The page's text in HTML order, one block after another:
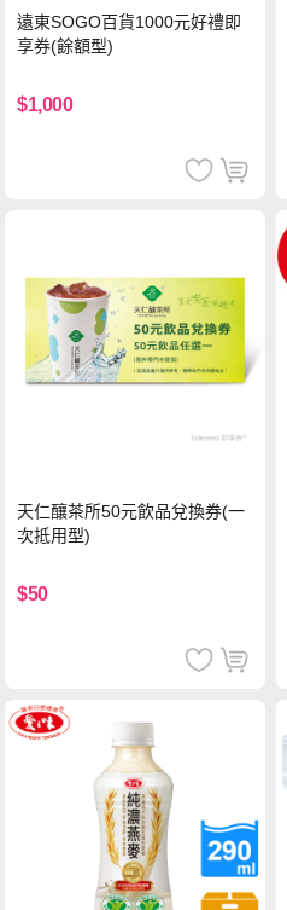
遠東SOGO百貨1000元好禮即
享券(餘額型)
$1,000
天仁釀茶所50元飲品兌換券(一
次抵用型)
$50